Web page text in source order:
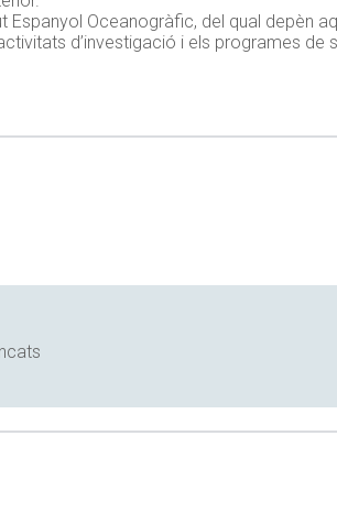
Espanyol Oceanogràfic, del qual depèn
d’investigació i els programes de